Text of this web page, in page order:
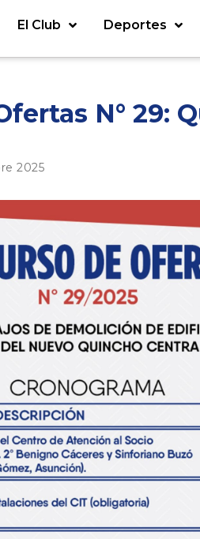
El Club Deportes
N° 29:
2025